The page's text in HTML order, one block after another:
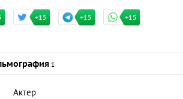
+15 +15 +15
1
Актер